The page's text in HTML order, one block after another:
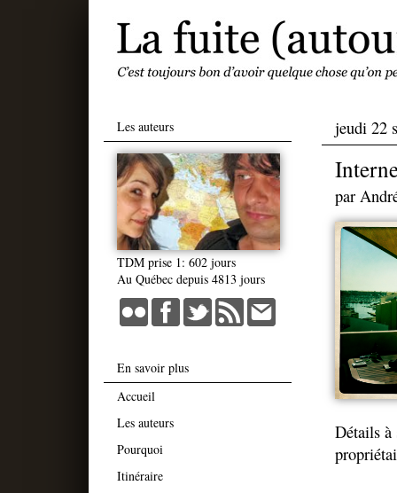
jeudi 22
par
Détails à
Les auteurs
TDM prise 1: 602 jours
Au Québec depuis 4813 jours
En savoir plus
Accueil
Les auteurs
Pourquoi
Itinéraire